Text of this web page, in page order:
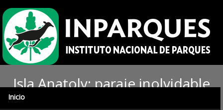
Inicio
Isla Anatoly: paraje inolvidable